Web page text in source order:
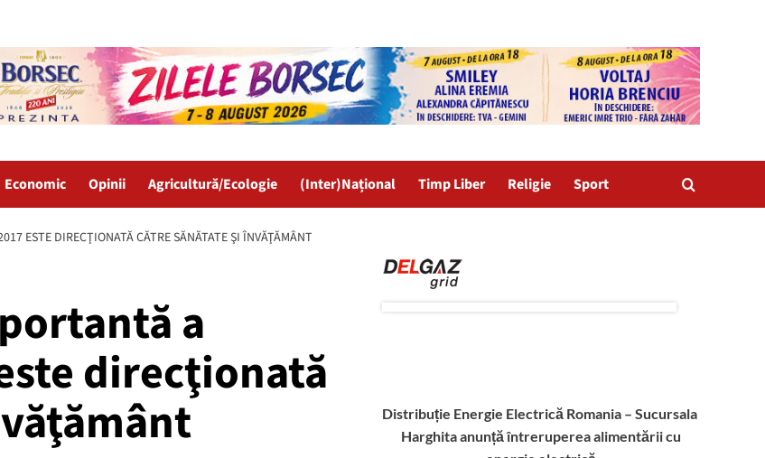
Economic Opinii Agricultură/Ecologie (Inter)Național Timp Liber Religie Sport
ESTE DIRECŢIONATĂ CĂTRE SĂNĂTATE ŞI ÎNVĂŢĂMÂNT
a
direcţionată
Distribuție Energie Electrică Romania – Sucursala
Harghitaanunță întreruperea alimentării cu